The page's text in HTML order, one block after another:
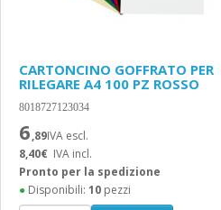
CARTONCINO GOFFRATO PER
RILEGARE A4 100 PZ ROSSO
8018727123034
6,89IVA escl.
8,40€ IVA incl.
Pronto per la spedizione
●Disponibili: 10pezzi